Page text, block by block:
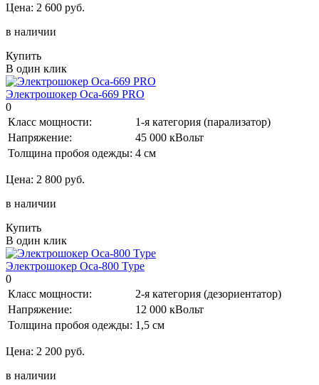
Цена: 2 600 руб.
в наличии
Купить
В один клик
Электрошокер Оса-669 PRO
0
Класс мощности:
1-я категория (парализатор)
Напряжение:
45 000 кВольт
Толщина пробоя одежды: 4 см
Цена: 2 800 руб.
в наличии
Купить
В один клик
Электрошокер Оса-800 Type
0
Класс мощности:
2-я категория (дезориентатор)
Напряжение:
12 000 кВольт
Толщина пробоя одежды: 1,5 см
Цена: 2 200 руб.
в наличии